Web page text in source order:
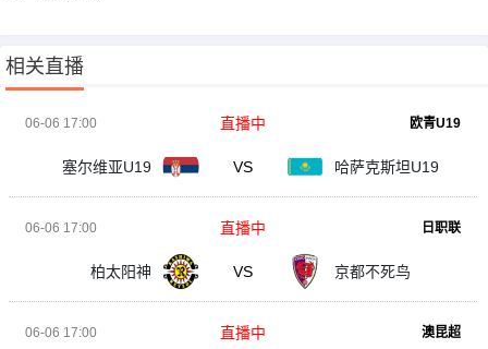
相关直播
06-06 17:00 欧青U19
塞尔维亚U19 VS 哈萨克斯坦U19
直播中
06-06 17:00 日职联
柏太阳神 VS 京都不死鸟
直播中
06-06 17:00 澳昆超
直播中